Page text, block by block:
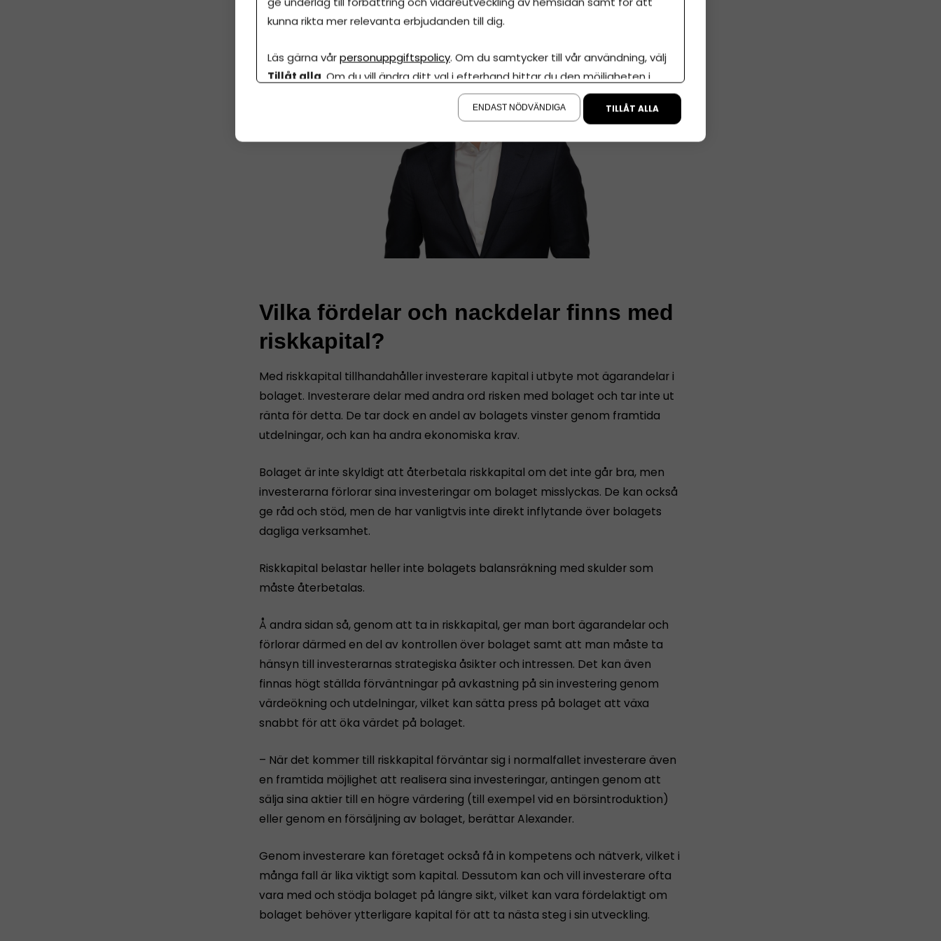
Vilka fördelar och nackdelar finns med
riskkapital?
Med riskkapital tillhandahåller investerare kapital i utbyte mot ägarandelar i
bolaget. Investerare delar med andra ord risken med bolaget och tar inte ut
ränta för detta. De tar dock en andel av bolagets vinster genom framtida
utdelningar, och kan ha andra ekonomiska krav.
Bolaget är inte skyldigt att återbetala riskkapital om det inte går bra, men
investerarna förlorar sina investeringar om bolaget misslyckas. De kan också
ge råd och stöd, men de har vanligtvis inte direkt inflytande över bolagets
dagliga verksamhet.
Riskkapital belastar heller inte bolagets balansräkning med skulder som
måste återbetalas.
Å andra sidan så, genom att ta in riskkapital, ger man bort ägarandelar och
förlorar därmed en del av kontrollen över bolaget samt att man måste ta
hänsyn till investerarnas strategiska åsikter och intressen. Det kan även
finnas högt ställda förväntningar på avkastning på sin investering genom
värdeökning och utdelningar, vilket kan sätta press på bolaget att växa
snabbt för att öka värdet på bolaget.
– När det kommer till riskkapital förväntar sig i normalfallet investerare även
en framtida möjlighet att realisera sina investeringar, antingen genom att
sälja sina aktier till en högre värdering (till exempel vid en börsintroduktion)
eller genom en försäljning av bolaget, berättar Alexander.
Genom investerare kan företaget också få in kompetens och nätverk, vilket i
många fall är lika viktigt som kapital. Dessutom kan och vill investerare ofta
vara med och stödja bolaget på längre sikt, vilket kan vara fördelaktigt om
bolaget behöver ytterligare kapital för att ta nästa steg i sin utveckling.
kunna rikta mer relevanta erbjudanden till dig.
Läs gärna vårpersonuppgiftspolicy. Om du samtycker till vår användning, välj
Tillåt alla . Om du vill ändra ditt val i efterhand hittar du den möjligheten i
ENDAST NÖDVÄNDIGA TILLÅT ALLA